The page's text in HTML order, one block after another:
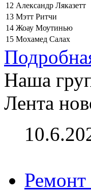
12 Александр Ляказетт
13 Мэтт Ритчи
14 Жоау Моутинью
15 Мохамед Салах
Наша
Лента
Ремонт